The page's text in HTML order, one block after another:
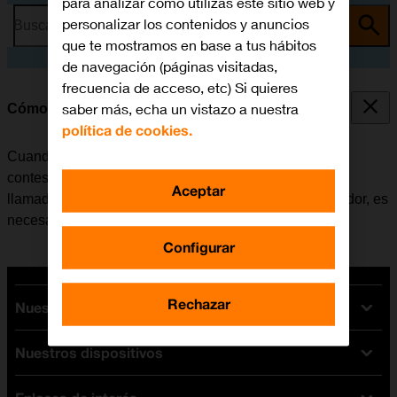
Busca por problema o tema
Cómo desviar las llamadas al contestador
Cuando no se contesta una llamada, esta se desvía al
contestador, donde se recogen los mensajes de las
llamadas. Para poder desviar las llamadas al contestador, es
necesario
Nuestras tarifas
Tarifas Orange
Tarifas fibra y móvil
Nuestros dispositivos
personalizar los contenidos y anuncios
que te mostramos en base a tus hábitos
de navegación (páginas visitadas,
frecuencia de acceso, etc) Si quieres
saber más, echa un vistazo a nuestra
política de cookies.
Configurar
Rechazar
Aceptar